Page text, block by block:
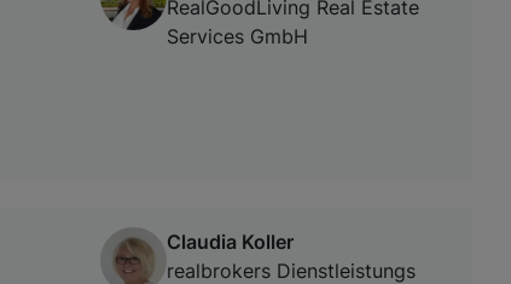
RealGoodLiving Real Estate
Services GmbH
Claudia Koller
realbrokers Dienstleistungs